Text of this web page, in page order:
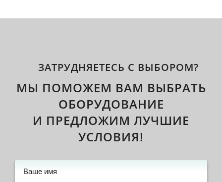
ЗАТРУДНЯЕТЕСЬ С ВЫБОРОМ?
МЫ ПОМОЖЕМ ВАМ ВЫБРАТЬ
ОБОРУДОВАНИЕ
И ПРЕДЛОЖИМ ЛУЧШИЕ
УСЛОВИЯ!